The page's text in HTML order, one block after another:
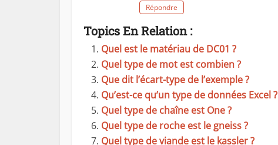
Répondre
Topics En Relation :
Quel est le matériau de DC01 ?
Quel type de mot est combien ?
Que dit l’écart-type de l’exemple ?
Qu’est-ce qu’un type de données Excel ?
Quel type de chaîne est One ?
Quel type de roche est le gneiss ?
Quel type de viande est le kassler ?